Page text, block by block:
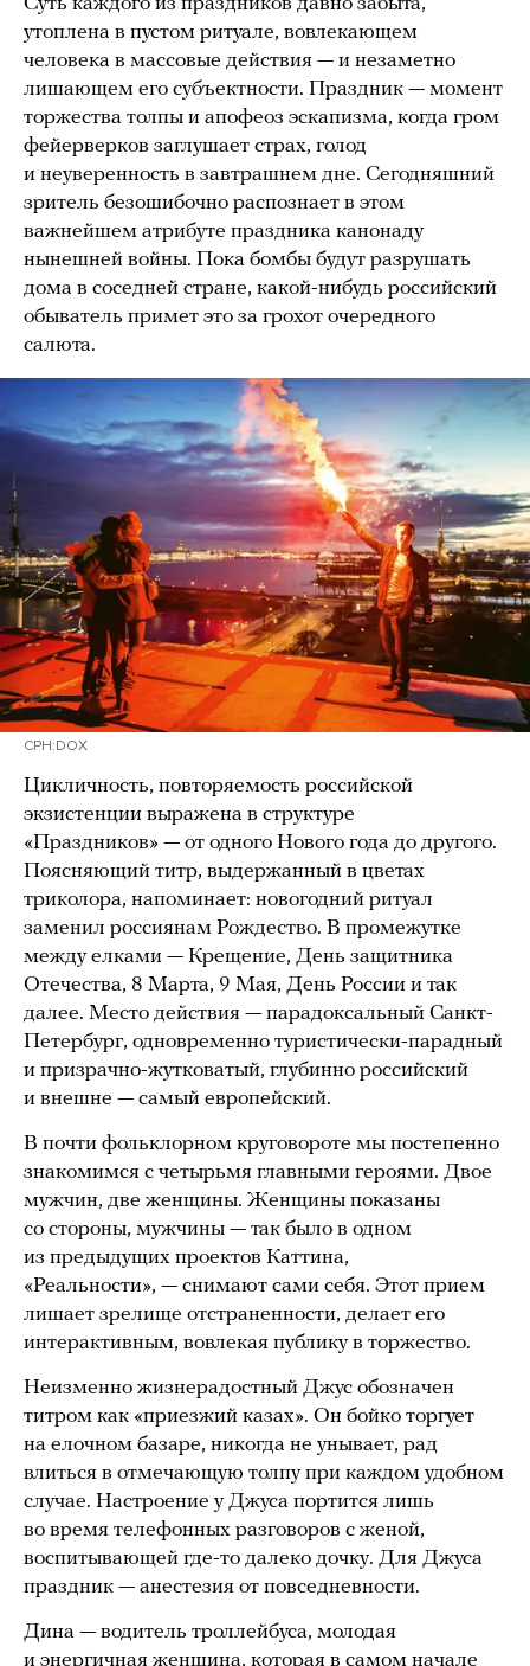
утоплена в пустом ритуале, вовлекающем
человека в массовые действия — и незаметно
лишающем его субъектности. Праздник — момент
торжества толпы и апофеоз эскапизма, когда гром
фейерверков заглушает страх, голод
и неуверенность в завтрашнем дне. Сегодняшний
зритель безошибочно распознает в этом
важнейшем атрибуте праздника канонаду
нынешней войны. Пока бомбы будут разрушать
дома в соседней стране, какой-нибудь российский
обыватель примет это за грохот очередного
салюта.
CPH:DOX
Цикличность, повторяемость российской
экзистенции выражена в структуре
«Праздников» — от одного Нового года до другого.
Поясняющий титр, выдержанный в цветах
триколора, напоминает: новогодний ритуал
заменил россиянам Рождество. В промежутке
между елками — Крещение, День защитника
Отечества, 8 Марта, 9 Мая, День России и так
далее. Место действия — парадоксальный Санкт-
Петербург, одновременно туристически-парадный
и призрачно-жутковатый, глубинно российский
и внешне — самый европейский.
В почти фольклорном круговороте мы постепенно
знакомимся с четырьмя главными героями. Двое
мужчин, две женщины. Женщины показаны
со стороны, мужчины — так было в одном
из предыдущих проектов Каттина,
«Реальности», — снимают сами себя. Этот прием
лишает зрелище отстраненности, делает его
интерактивным, вовлекая публику в торжество.
Неизменно жизнерадостный Джус обозначен
титром как «приезжий казах». Он бойко торгует
на елочном базаре, никогда не унывает, рад
влиться в отмечающую толпу при каждом удобном
случае. Настроение у Джуса портится лишь
во время телефонных разговоров с женой,
воспитывающей где-то далеко дочку. Для Джуса
праздник — анестезия от повседневности.
Дина — водитель троллейбуса, молодая
и энергичная женщина, которая в самом начале